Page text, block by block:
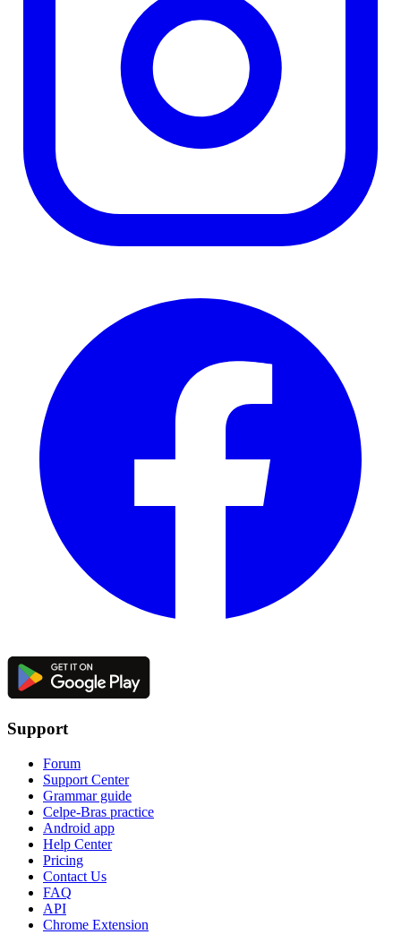
Support
Forum
Support Center
Grammar guide
Celpe-Bras practice
Android app
Help Center
Pricing
Contact Us
FAQ
API
Chrome Extension